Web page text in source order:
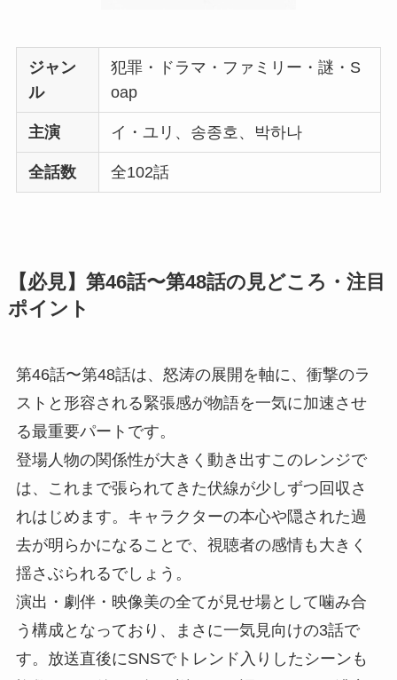
ジャン
ル
犯罪・ドラマ・ファミリー・謎・S
oap
主演 イ・ユリ、송종호、박하나
全話数 全102話
【必見】第46話〜第48話の見どころ・注目
ポイント
第46話〜第48話は、怒涛の展開を軸に、衝撃のラ
ストと形容される緊張感が物語を一気に加速させ
る最重要パートです。
登場人物の関係性が大きく動き出すこのレンジで
は、これまで張られてきた伏線が少しずつ回収さ
れはじめます。キャラクターの本心や隠された過
去が明らかになることで、視聴者の感情も大きく
揺さぶられるでしょう。
演出・劇伴・映像美の全てが見せ場として噛み合
う構成となっており、まさに一気見向けの3話で
す。放送直後にSNSでトレンド入りしたシーンも